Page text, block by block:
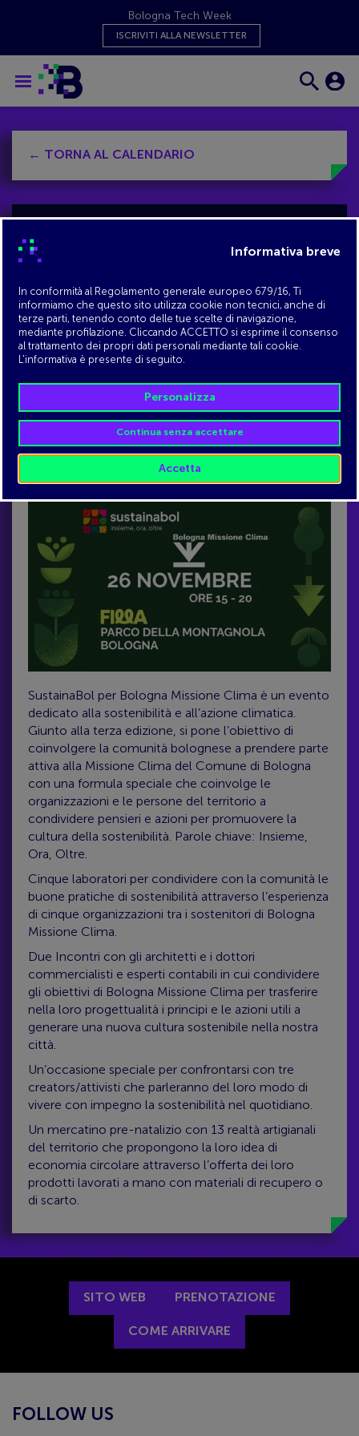
Bologna Tech Week
ISCRIVITI ALLA NEWSLETTER
← TORNA AL CALENDARIO
QUANDO:
26 novembre 2025, dalle 15 alle 20
Bologna
ORGANIZZATORE:The Room in collaborazione
con Comune di Bologna e Fondazione UI Rusconi
Ghigi
FOCUS TEMATICO:Sostenibilità
MODALITÀ DI ACCESSO:Gratuito con
prenotazione dei laboratori
SustainaBol per Bologna Missione Clima è un evento
dedicato alla sostenibilità e all’azione climatica.
Giunto alla terza edizione, si pone l’obiettivo di
coinvolgere la comunità bolognese a prendere parte
attiva alla Missione Clima del Comune di Bologna
con una formula speciale che coinvolge le
organizzazioni e le persone del territorio a
condividere pensieri e azioni per promuovere la
cultura della sostenibilità. Parole chiave: Insieme,
Ora, Oltre.
Cinque laboratori per condividere con la comunità le
buone pratiche di sostenibilità attraverso l’esperienza
di cinque organizzazioni tra i sostenitori di Bologna
Missione Clima.
Due Incontri con gli architetti e i dottori
commercialisti e esperti contabili in cui condividere
gli obiettivi di Bologna Missione Clima per trasferire
nella loro progettualità i principi e le azioni utili a
generare una nuova cultura sostenibile nella nostra
città.
Un’occasione speciale per confrontarsi con tre
creators/attivisti che parleranno del loro modo di
vivere con impegno la sostenibilità nel quotidiano.
Un mercatino pre-natalizio con 13 realtà artigianali
del territorio che propongono la loro idea di
economia circolare attraverso l’offerta dei loro
prodotti lavorati a mano con materiali di recupero o
di scarto.
SITO WEB PRENOTAZIONE
COME ARRIVARE
FOLLOW US